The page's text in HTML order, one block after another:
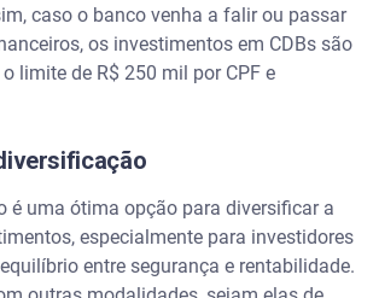
caso o banco venha a falir ou passar
os investimentos em CDBs são
limite de R$ 250 mil por CPF e
é uma ótima opção para diversificar a
especialmente para investidores
entre segurança e rentabilidade.